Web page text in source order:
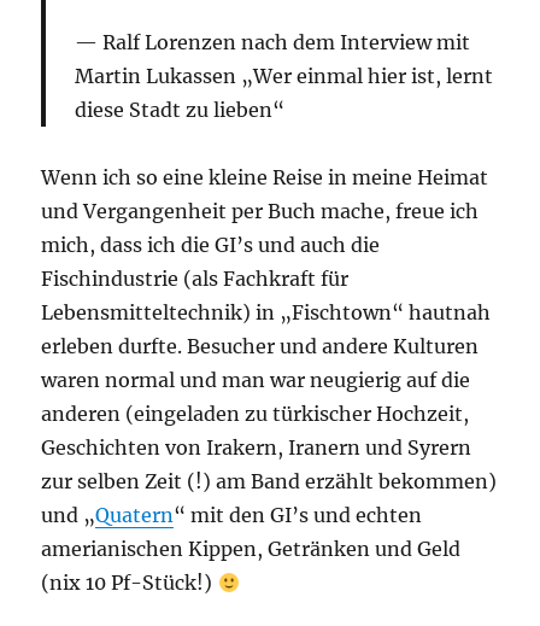
Ralf Lorenzen nach dem Interview mit
Martin Lukassen „Wer einmal hier ist, lernt
diese Stadt zu lieben“
Wenn ich so eine kleine Reise in meine Heimat
und Vergangenheit per Buch mache, freue ich
mich, dass ich die GI’s und auch die
Fischindustrie (als Fachkraft für
Lebensmitteltechnik) in „Fischtown“ hautnah
erleben durfte. Besucher und andere Kulturen
waren normal und man war neugierig auf die
anderen (eingeladen zu türkischer Hochzeit,
Geschichten von Irakern, Iranern und Syrern
zur selben Zeit (!) am Band erzählt bekommen)
und „Quatern“ mit den GI’s und echten
amerianischen Kippen, Getränken und Geld
(nix 10 Pf-Stück!)